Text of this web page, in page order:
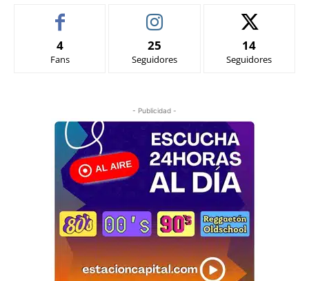
4
Fans
25
Seguidores
14
Seguidores
- Publicidad -